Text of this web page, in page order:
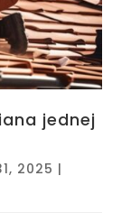
jednej
2025 |